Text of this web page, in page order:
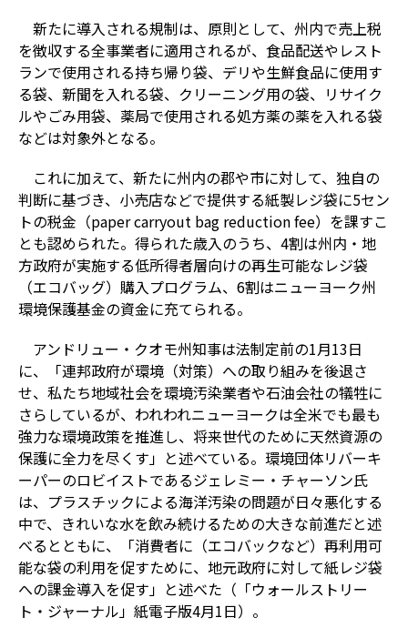
新たに導入される規制は、原則として、州内で売上税
を徴収する全事業者に適用されるが、食品配送やレスト
ランで使用される持ち帰り袋、デリや生鮮食品に使用す
る袋、新聞を入れる袋、クリーニング用の袋、リサイク
ルやごみ用袋、薬局で使用される処方薬の薬を入れる袋
などは対象外となる。
これに加えて、新たに州内の郡や市に対して、独自の
判断に基づき、小売店などで提供する紙製レジ袋に5セン
トの税金（paper carryout bag reduction fee）を課すこ
とも認められた。得られた歳入のうち、4割は州内・地
方政府が実施する低所得者層向けの再生可能なレジ袋
（エコバッグ）購入プログラム、6割はニューヨーク州
環境保護基金の資金に充てられる。
アンドリュー・クオモ州知事は法制定前の1月13日
に、「連邦政府が環境（対策）への取り組みを後退さ
せ、私たち地域社会を環境汚染業者や石油会社の犠牲に
さらしているが、われわれニューヨークは全米でも最も
強力な環境政策を推進し、将来世代のために天然資源の
保護に全力を尽くす」と述べている。環境団体リバーキ
ーパーのロビイストであるジェレミー・チャーソン氏
は、プラスチックによる海洋汚染の問題が日々悪化する
中で、きれいな水を飲み続けるための大きな前進だと述
べるとともに、「消費者に（エコバックなど）再利用可
能な袋の利用を促すために、地元政府に対して紙レジ袋
への課金導入を促す」と述べた（「ウォールストリー
ト・ジャーナル」紙電子版4月1日）。